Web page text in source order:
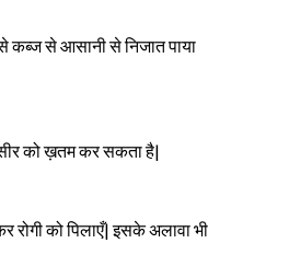
कब्ज से आसानी से निजात पाया
को ख़तम कर सकता है|
रोगी को पिलाएँ| इसके अलावा भी